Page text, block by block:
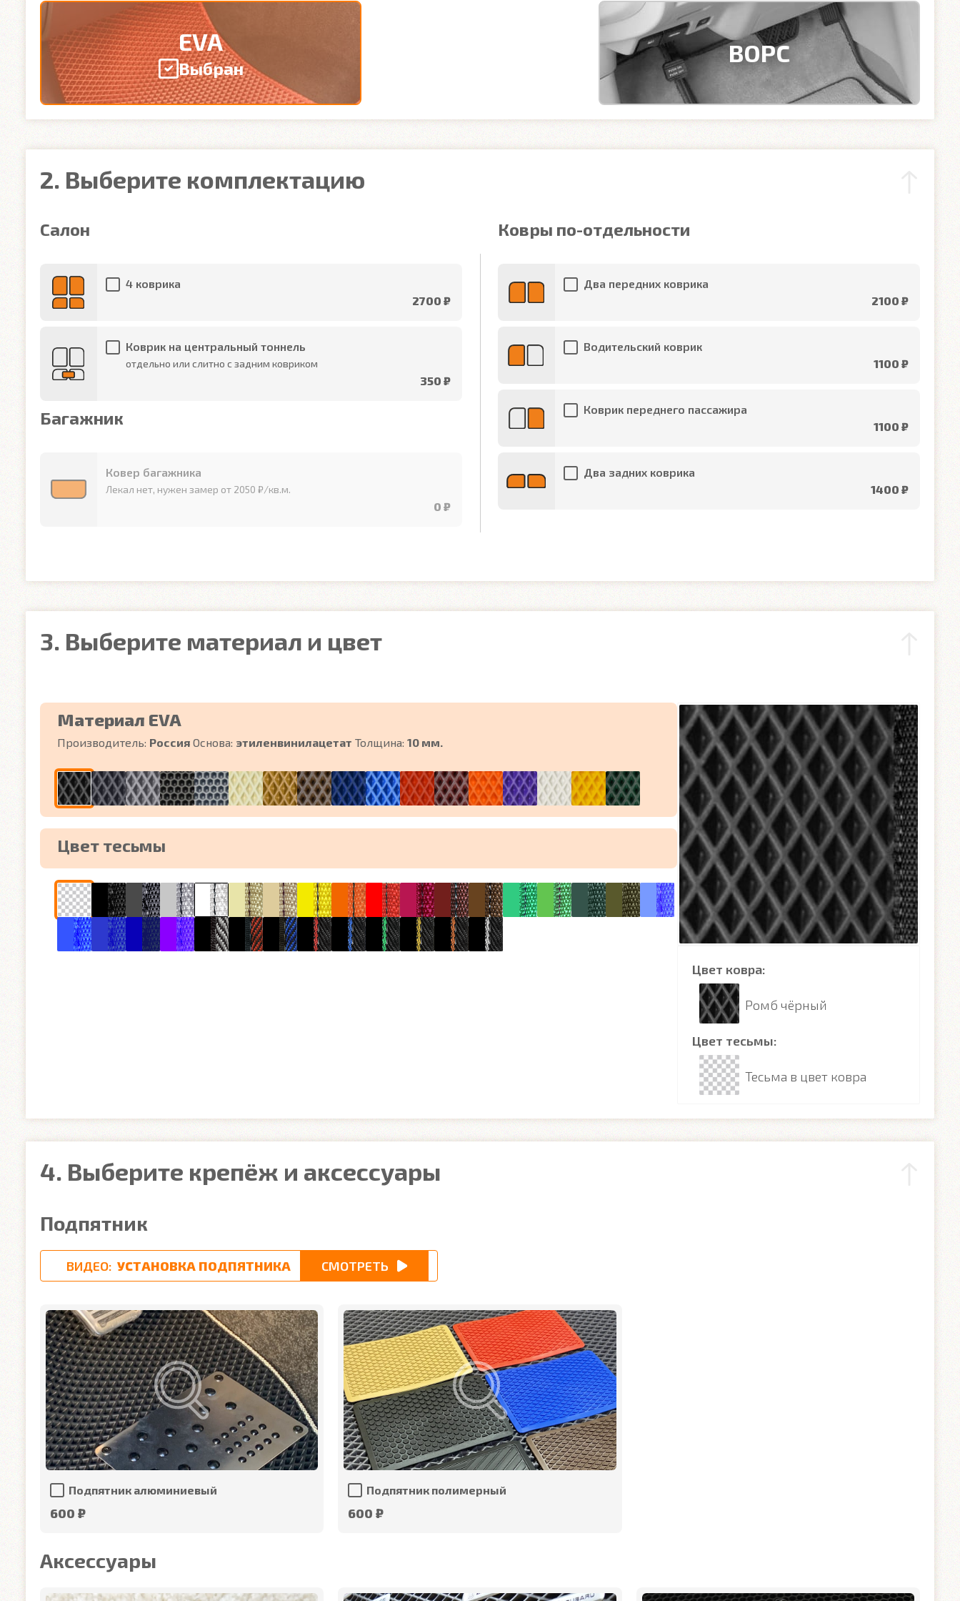
EVA
Выбран
ВОРС
2. Выберите комплектацию
Салон
4 коврика
2700 ₽
Коврик на центральный тоннель
отдельно или слитно с задним ковриком
350 ₽
Багажник
Ковер багажника
Лекал нет, нужен замер от 2050 ₽/кв.м.
0 ₽
Ковры по-отдельности
Два передних коврика
2100 ₽
Водительский коврик
1100 ₽
Коврик переднего пассажира
1100 ₽
Два задних коврика
1400 ₽
3. Выберите материал и цвет
Материал EVA
Производитель: Россия Основа: этиленвинилацетат Толщина: 10 мм.
Цвет тесьмы
Цвет ковра:
Ромб чёрный
Цвет тесьмы:
Тесьма в цвет ковра
4. Выберите крепёж и аксессуары
Подпятник
ВИДЕО: УСТАНОВКА ПОДПЯТНИКА СМОТРЕТЬ
Подпятник алюминиевый
600 ₽
Подпятник полимерный
600 ₽
Аксессуары